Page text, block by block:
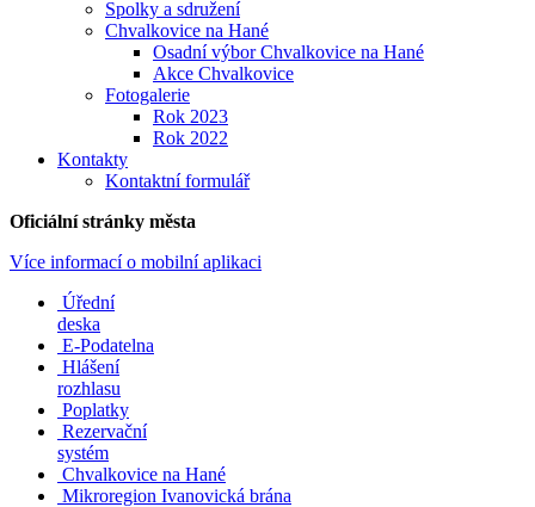
Spolky a sdružení
Chvalkovice na Hané
Osadní výbor Chvalkovice na Hané
Akce Chvalkovice
Fotogalerie
Rok 2023
Rok 2022
Kontakty
Kontaktní formulář
Oficiální stránky města
Více informací o mobilní aplikaci
Úřední
deska
E-Podatelna
Hlášení
rozhlasu
Poplatky
Rezervační
systém
Chvalkovice na Hané
Mikroregion Ivanovická brána